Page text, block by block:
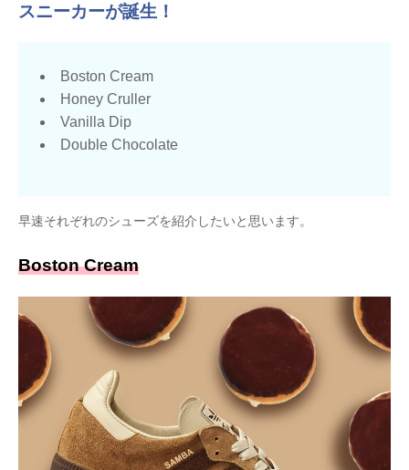
スニーカーが誕生！
Boston Cream
Honey Cruller
Vanilla Dip
Double Chocolate
早速それぞれのシューズを紹介したいと思います。
Boston Cream